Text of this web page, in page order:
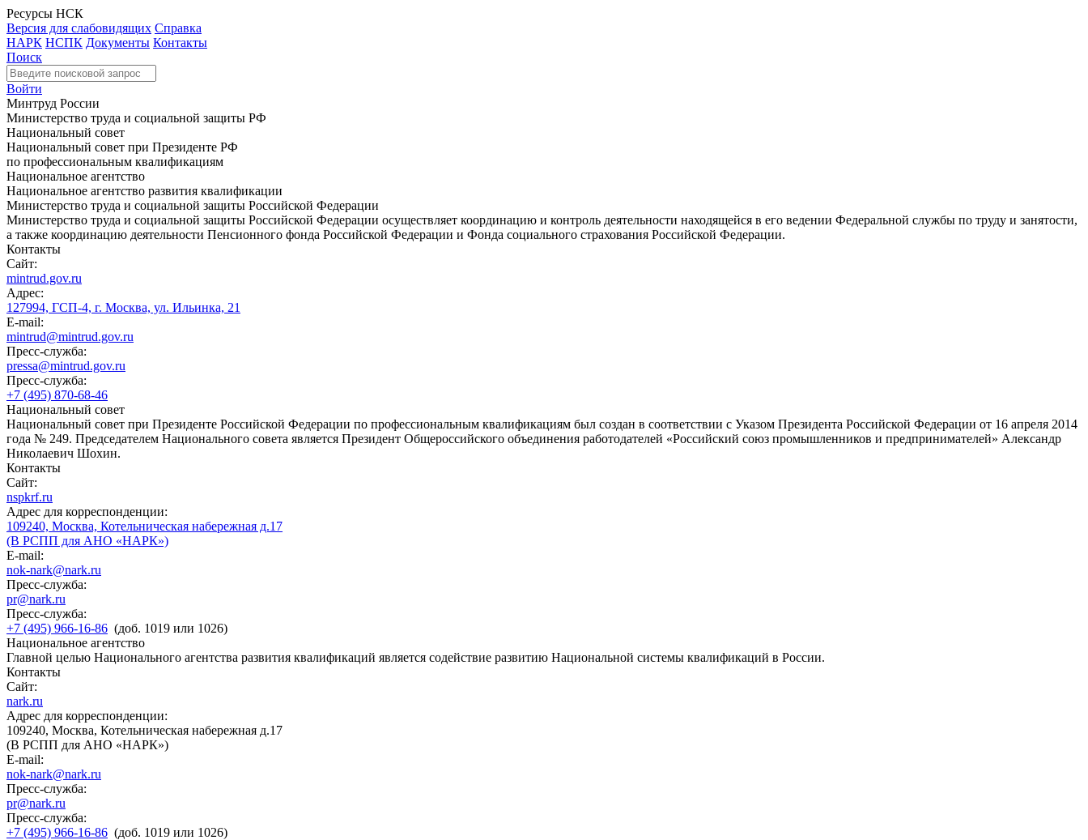
Ресурсы НСК
Версия для слабовидящих Справка
НАРК НСПК Документы Контакты
Поиск
Войти
Минтруд России
Министерство труда и социальной защиты РФ
Национальный совет
Национальный совет при Президенте РФ
по профессиональным квалификациям
Национальное агентство
Национальное агентство развития квалификации
Министерство труда и социальной защиты Российской Федерации
Министерство труда и социальной защиты Российской Федерации осуществляет координацию и контроль деятельности находящейся в его ведении Федеральной службы по труду и занятости,
а также координацию деятельности Пенсионного фонда Российской Федерации и Фонда социального страхования Российской Федерации.
Контакты
Сайт:
mintrud.gov.ru
Адрес:
127994, ГСП-4, г. Москва, ул. Ильинка, 21
E-mail:
mintrud@mintrud.gov.ru
Пресс-служба:
pressa@mintrud.gov.ru
Пресс-служба:
+7 (495) 870-68-46
Национальный совет
Национальный совет при Президенте Российской Федерации по профессиональным квалификациям был создан в соответствии с Указом Президента Российской Федерации от 16 апреля 2014
года № 249. Председателем Национального совета является Президент Общероссийского объединения работодателей «Российский союз промышленников и предпринимателей» Александр
Николаевич Шохин.
Контакты
Сайт:
nspkrf.ru
Адрес для корреспонденции:
109240, Москва, Котельническая набережная д.17
(В РСПП для АНО «НАРК»)
E-mail:
nok-nark@nark.ru
Пресс-служба:
pr@nark.ru
Пресс-служба:
+7 (495) 966-16-86 (доб. 1019 или 1026)
Национальное агентство
Главной целью Национального агентства развития квалификаций является содействие развитию Национальной системы квалификаций в России.
Контакты
Сайт:
nark.ru
Адрес для корреспонденции:
109240, Москва, Котельническая набережная д.17
(В РСПП для АНО «НАРК»)
E-mail:
nok-nark@nark.ru
Пресс-служба:
pr@nark.ru
Пресс-служба:
+7 (495) 966-16-86 (доб. 1019 или 1026)